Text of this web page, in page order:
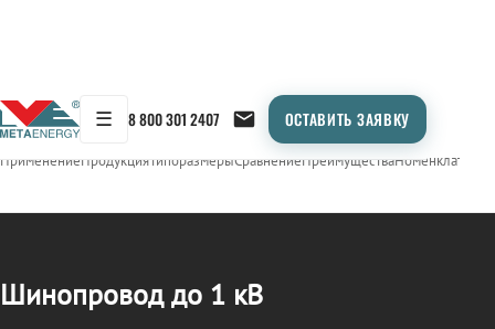
☰ 8 800 301 2407 ОСТАВИТЬ ЗАЯВКУ
← Продукция/ШИНОПРОВОД
ПрименениеПродукцияТипоразмерыСравнениеПреимуществаНоменклатура
Шинопровод до 1 кВ